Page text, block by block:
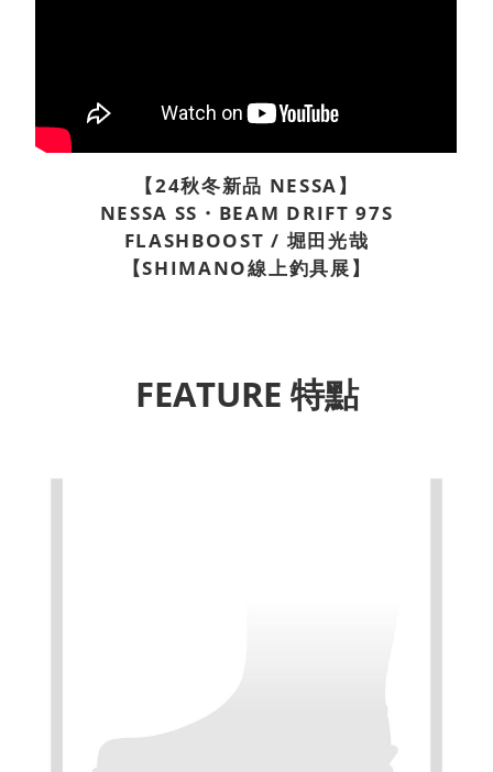
【24秋冬新品 NESSA】
NESSA SS・BEAM DRIFT 97S
FLASHBOOST / 堀田光哉
【SHIMANO線上釣具展】
FEATURE 特點